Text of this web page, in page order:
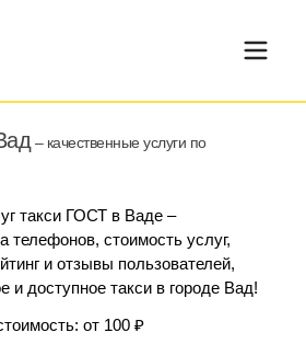
– качественные услуги по
такси ГОСТ в Ваде –
телефонов, стоимость услуг,
и отзывы пользователей,
и доступное такси в городе Вад!
от 100 ₽